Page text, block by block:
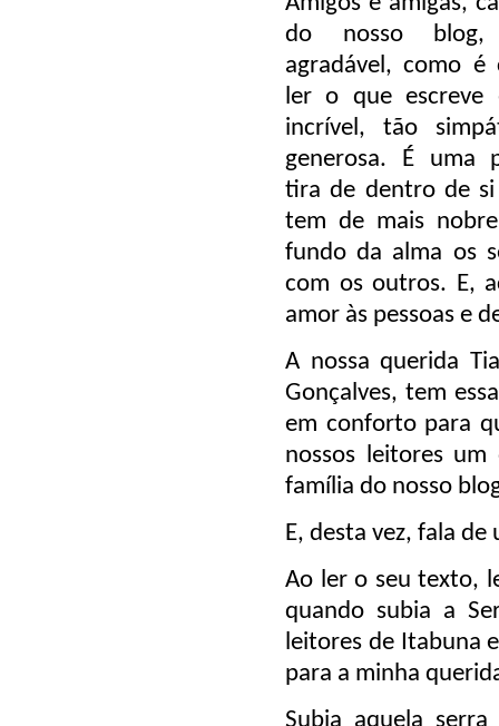
do nosso
agradável, como é
ler o que escreve
incrível, tão
generosa. É uma
tira de dentro de
tem de mais
fundo da alma os
com os outros. E,
amor às pessoas e
A nossa querida
Gonçalves, tem
em conforto para
nossos leitores
família do nosso
E, desta vez, fala
Ao ler o seu texto,
quando subia a
leitores de Itabuna
para a minha
Subia aquela